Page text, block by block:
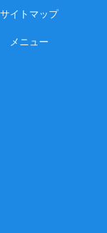
サイトマップ
メニュー